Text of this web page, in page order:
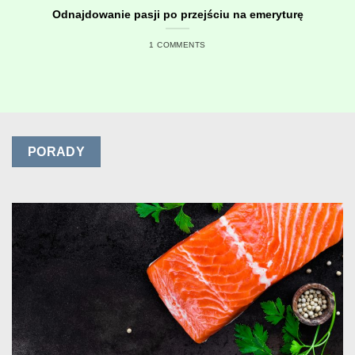
Odnajdowanie pasji po przejściu na emeryturę
1 COMMENTS
PORADY